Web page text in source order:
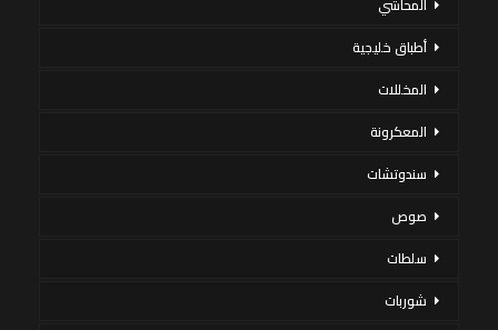
أطباق خليجية
المخللات
المعكرونة
سندوتشات
صوص
سلطات
شوربات